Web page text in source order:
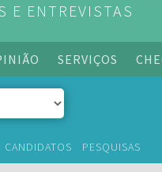
E ENTREVISTAS
SERVIÇOS
CANDIDATOS PESQUISAS